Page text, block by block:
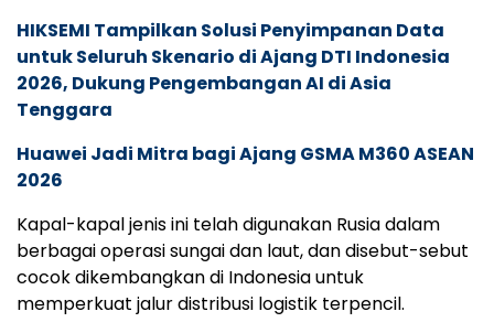
HIKSEMI Tampilkan Solusi Penyimpanan Data
untuk Seluruh Skenario di Ajang DTI Indonesia
2026, Dukung Pengembangan AI di Asia
Tenggara
Huawei Jadi Mitra bagi Ajang GSMA M360 ASEAN
2026
Kapal-kapal jenis ini telah digunakan Rusia dalam
berbagai operasi sungai dan laut, dan disebut-sebut
cocok dikembangkan di Indonesia untuk
memperkuat jalur distribusi logistik terpencil.